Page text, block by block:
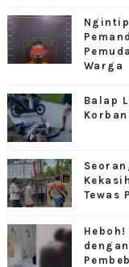
Warga
Balap
Korban
Tewas